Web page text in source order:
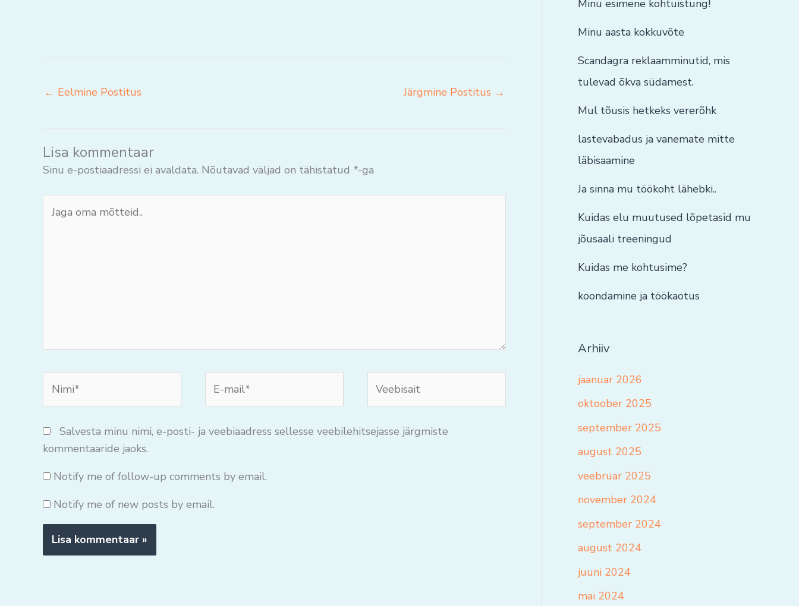
← Eelmine Postitus Järgmine Postitus →
Lisa kommentaar
Sinu e-postiaadressi ei avaldata. Nõutavad väljad on tähistatud *-ga
oma
mail*
Salvesta minu nimi, e-posti- ja veebiaadress sellesse veebilehitsejasse järgmiste
kommentaaride jaoks.
Notify me of follow-up comments by email.
Notify me of new posts by email.
Minu esimene kohtuistung!
Minu aasta kokkuvõte
Scandagra reklaamminutid, mis
tulevad õkva südamest.
Mul tõusis hetkeks vererõhk
lastevabadus ja vanemate mitte
läbisaamine
Ja sinna mu töökoht lähebki..
Kuidas elu muutused lõpetasid mu
jõusaali treeningud
Kuidas me kohtusime?
koondamine ja töökaotus
Arhiiv
jaanuar 2026
oktoober 2025
september 2025
august 2025
veebruar 2025
november 2024
september 2024
august 2024
juuni 2024
mai 2024